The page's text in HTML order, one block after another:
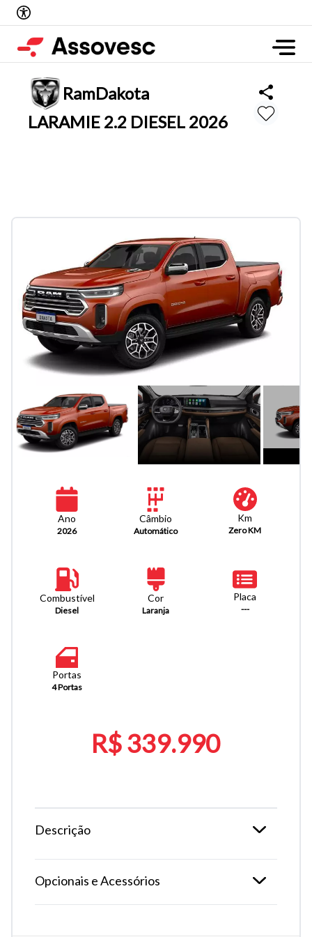
RamDakota
LARAMIE 2.2 DIESEL 2026
Ano
2026
Câmbio
Automático
Km
Zero KM
Combustível
Diesel
Cor
Laranja
Placa
---
Portas
4 Portas
R$ 339.990
Descrição
Opcionais e Acessórios